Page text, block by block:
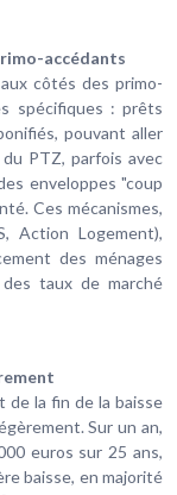
accédants
côtés des primo-
spécifiques : prêts
pouvant aller
PTZ, parfois avec
enveloppes "coup
Ces mécanismes,
Action Logement),
des ménages
taux de marché
de la fin de la baisse
Sur un an,
euros sur 25 ans,
baisse, en majorité